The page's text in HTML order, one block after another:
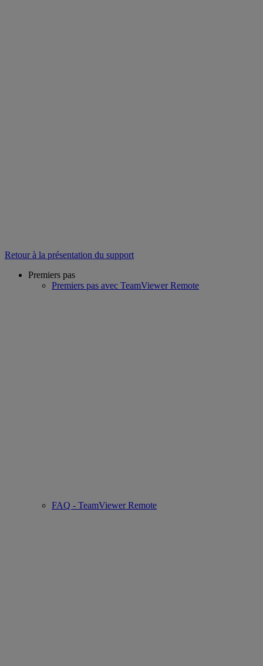
Retour à la présentation du support
Premiers pas
Premiers pas avec TeamViewer Remote
FAQ - TeamViewer Remote